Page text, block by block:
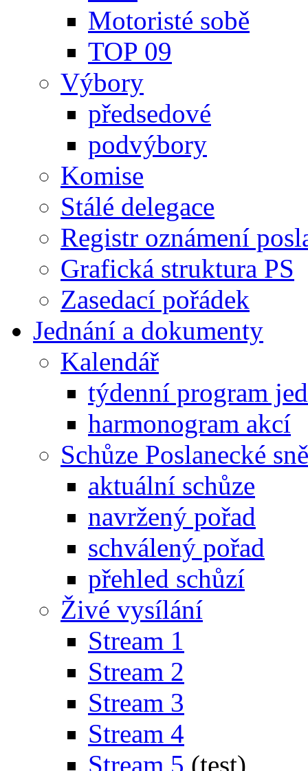
Motoristé sobě
TOP 09
Výbory
předsedové
podvýbory
Komise
Stálé delegace
Registr oznámení
Grafická struktura PS
Zasedací pořádek
Jednání a dokumenty
Kalendář
týdenní program
harmonogram akcí
Schůze Poslanecké
aktuální schůze
navržený pořad
schválený pořad
přehled schůzí
Živé vysílání
Stream 1
Stream 2
Stream 3
Stream 4
Stream 5 (test)